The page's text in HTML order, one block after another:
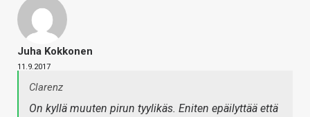
Juha Kokkonen
11.9.2017
Clarenz
On kyllä muuten pirun tyylikäs. Eniten epäilyttää että